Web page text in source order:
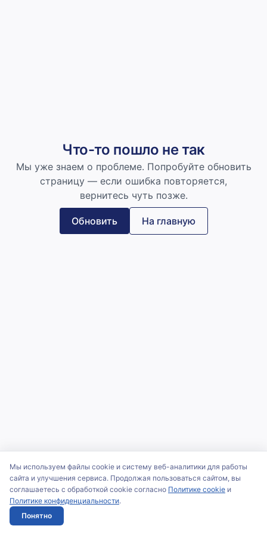
Что-то пошло не так
Мы уже знаем о проблеме. Попробуйте обновить
страницу — если ошибка повторяется,
вернитесь чуть позже.
Обновить На главную
Мы используем файлы cookie и систему веб-аналитики для работы
сайта и улучшения сервиса. Продолжая пользоваться сайтом, вы
соглашаетесь с обработкой cookie согласно Политике cookie и
Политике конфиденциальности.
Понятно